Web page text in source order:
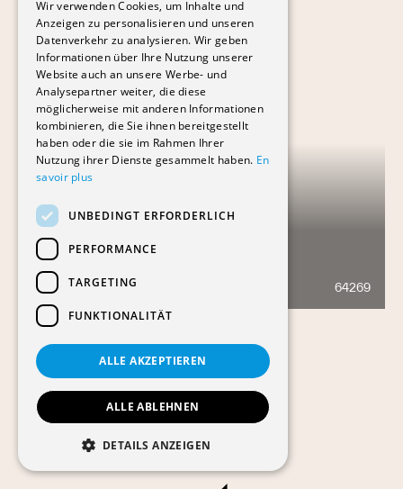
CORNAVIN IBIS STYLES
593 64269
Wir verwenden Cookies, um Inhalte und
Anzeigen zu personalisieren und unseren
Datenverkehr zu analysieren. Wir geben
Informationen über Ihre Nutzung unserer
Website auch an unsere Werbe- und
Analysepartner weiter, die diese
möglicherweise mit anderen Informationen
kombinieren, die Sie ihnen bereitgestellt
haben oder die sie im Rahmen Ihrer
Nutzung ihrer Dienste gesammelt haben. En
savoir plus
UNBEDINGT ERFORDERLICH
PERFORMANCE
TARGETING
FUNKTIONALITÄT
ALLE AKZEPTIEREN
ALLE ABLEHNEN
DETAILS ANZEIGEN